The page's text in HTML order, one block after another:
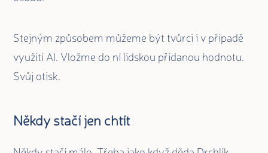
Stejným způsobem můžeme být tvůrci i v případě
využití AI. Vložme do ní lidskou přidanou hodnotu.
Svůj otisk.
Někdy stačí jen chtít